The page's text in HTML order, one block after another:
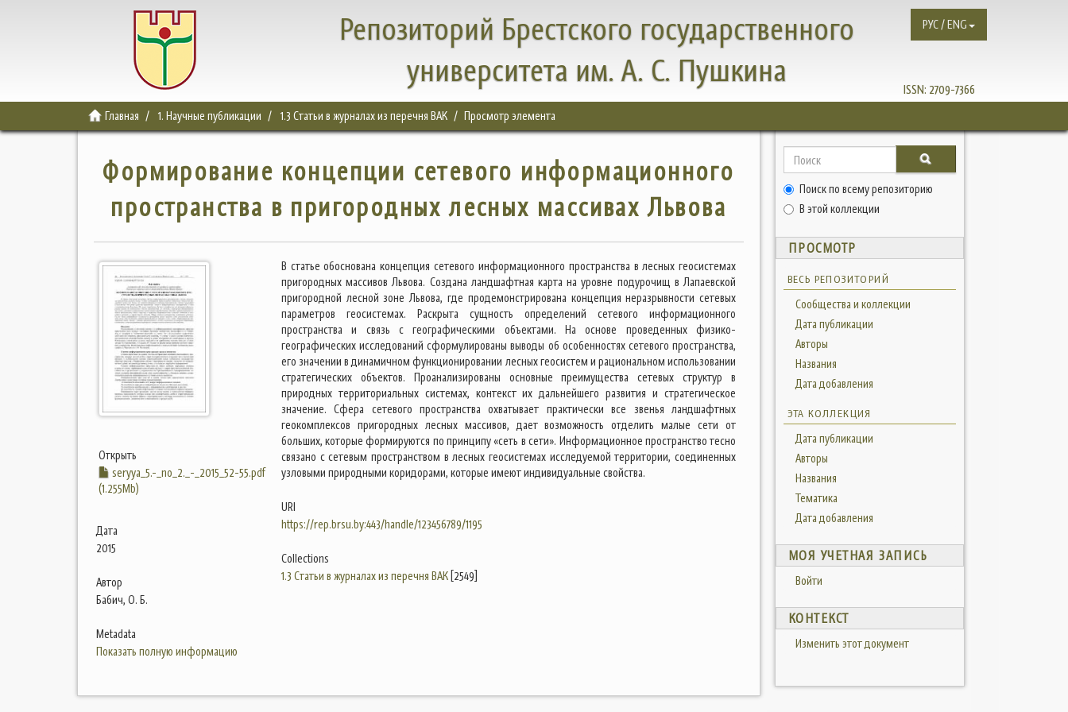
Репозиторий Брестского государственного
университета им. А. С. Пушкина
ISSN: 2709-7366
РУС / ENG
Главная 1. Научные публикации 1.3 Статьи в журналах из перечня ВАК Просмотр элемента
Формирование концепции сетевого информационного
пространства в пригородных лесных массивах Львова
Открыть
seryya_5.-_no_2._-_2015_52-55.pdf
(1.255Mb)
Дата
2015
Автор
Бабич, О. Б.
Metadata
Показать полную информацию
В статье обоснована концепция сетевого информационного пространства в лесных геосистемах
пригородных массивов Львова. Создана ландшафтная карта на уровне подурочищ в Лапаевской
пригородной лесной зоне Львова, где продемонстрирована концепция неразрывности сетевых
параметров геосистемах. Раскрыта сущность определений сетевого информационного
пространства и связь с географическими объектами. На основе проведенных физико-
географических исследований сформулированы выводы об особенностях сетевого пространства,
его значении в динамичном функционировании лесных геосистем и рациональном использовании
стратегических объектов. Проанализированы основные преимущества сетевых структур в
природных территориальных системах, контекст их дальнейшего развития и стратегическое
значение. Сфера сетевого пространства охватывает практически все звенья ландшафтных
геокомплексов пригородных лесных массивов, дает возможность отделить малые сети от
больших, которые формируются по принципу «сеть в сети». Информационное пространство тесно
связано с сетевым пространством в лесных геосистемах исследуемой территории, соединенных
узловыми природными коридорами, которые имеют индивидуальные свойства.
URI
https://rep.brsu.by:443/handle/123456789/1195
Collections
1.3 Статьи в журналах из перечня ВАК[2549]
Поиск по всему репозиторию
В этой коллекции
ПРОСМОТР
ВЕСЬ РЕПОЗИТОРИЙ
Сообщества и коллекции
Дата публикации
Авторы
Названия
Дата добавления
ЭТА КОЛЛЕКЦИЯ
Дата публикации
Авторы
Названия
Тематика
Дата добавления
МОЯ УЧЕТНАЯ ЗАПИСЬ
Войти
КОНТЕКСТ
Изменить этот документ